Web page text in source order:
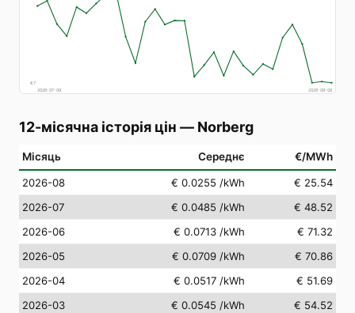
€7
2026-07-09
2026-08-08
12-місячна історія цін — Norberg
Місяць Середнє €/MWh
2026-08 € 0.0255 /kWh
€ 25.54
2026-07
€ 0.0485 /kWh
€ 48.52
2026-06
€ 0.0713 /kWh
€ 71.32
2026-05
€ 0.0709 /kWh
€ 70.86
2026-04
€ 0.0517 /kWh
€ 51.69
2026-03
€ 0.0545 /kWh
€ 54.52